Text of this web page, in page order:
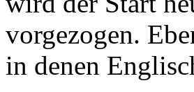
vorgezogen.
in denen